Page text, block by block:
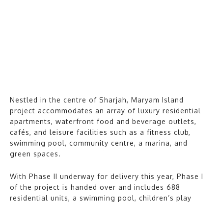
Nestled in the centre of Sharjah, Maryam Island
project accommodates an array of luxury residential
apartments, waterfront food and beverage outlets,
cafés, and leisure facilities such as a fitness club,
swimming pool, community centre, a marina, and
green spaces.
With Phase II underway for delivery this year, Phase I
of the project is handed over and includes 688
residential units, a swimming pool, children’s play